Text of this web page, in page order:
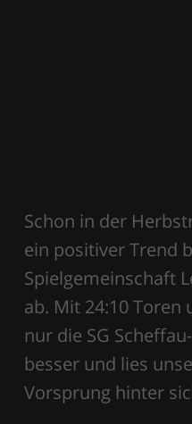
Schon in der
ein positiver Trend
Spielgemeinschaft
ab. Mit 24:10 Toren
nur die SG
besser und lies
Vorsprung hinter